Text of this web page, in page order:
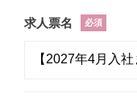
求人票名 必須